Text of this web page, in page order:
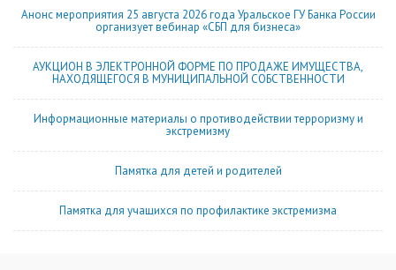
Анонс мероприятия 25 августа 2026 года Уральское ГУ Банка России
организует вебинар «СБП для бизнеса»
АУКЦИОН В ЭЛЕКТРОННОЙ ФОРМЕ ПО ПРОДАЖЕ ИМУЩЕСТВА,
НАХОДЯЩЕГОСЯ В МУНИЦИПАЛЬНОЙ СОБСТВЕННОСТИ
Информационные материалы о противодействии терроризму и
экстремизму
Памятка для детей и родителей
Памятка для учащихся по профилактике экстремизма